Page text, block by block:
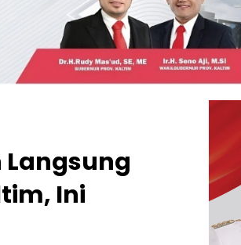
Langsung
Ini